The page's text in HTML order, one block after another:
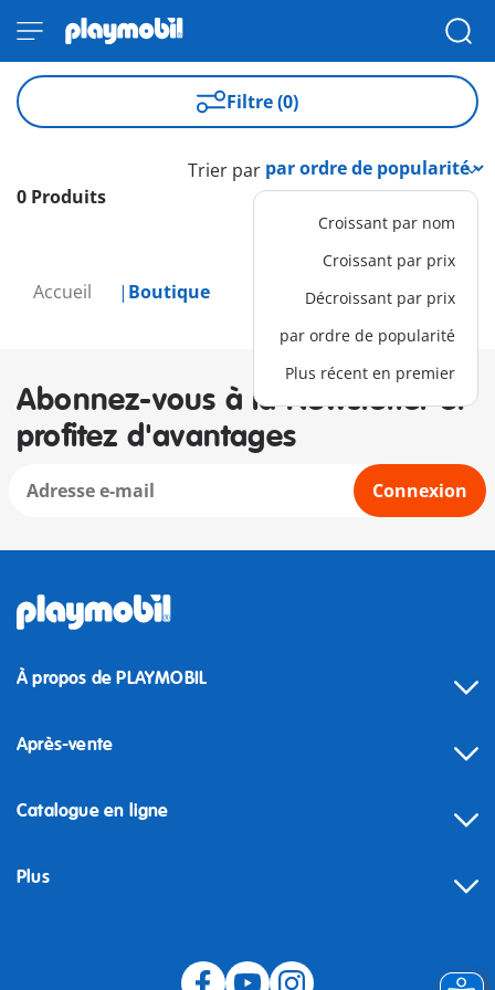
Accueil Boutique
Filtre (0)
0 Produits
Trier par
Croissant par nom
Croissant par prix
Décroissant par prix
par ordre de popularité
Plus récent en premier
Abonnez-vous à la Newsletter et
profitez d'avantages
Connexion
À propos de PLAYMOBIL
Après-vente
Catalogue en ligne
Plus